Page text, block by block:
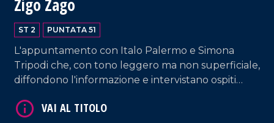
Zigo Zago
ST 2 PUNTATA 51
L'appuntamento con Italo Palermo e Simona
Tripodi che, con tono leggero ma non superficiale,
diffondono l'informazione e intervistano ospiti
Lamezia Terme.
VAI AL TITOLO